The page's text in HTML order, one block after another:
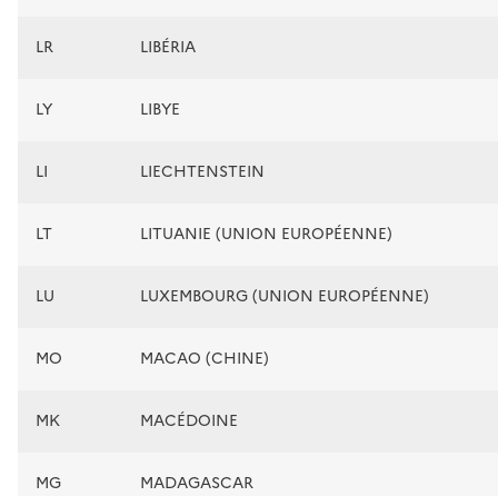
LR LIBÉRIA
LY LIBYE
LI LIECHTENSTEIN
LT LITUANIE (UNION EUROPÉENNE)
LU LUXEMBOURG (UNION EUROPÉENNE)
MO MACAO (CHINE)
MK MACÉDOINE
MG MADAGASCAR